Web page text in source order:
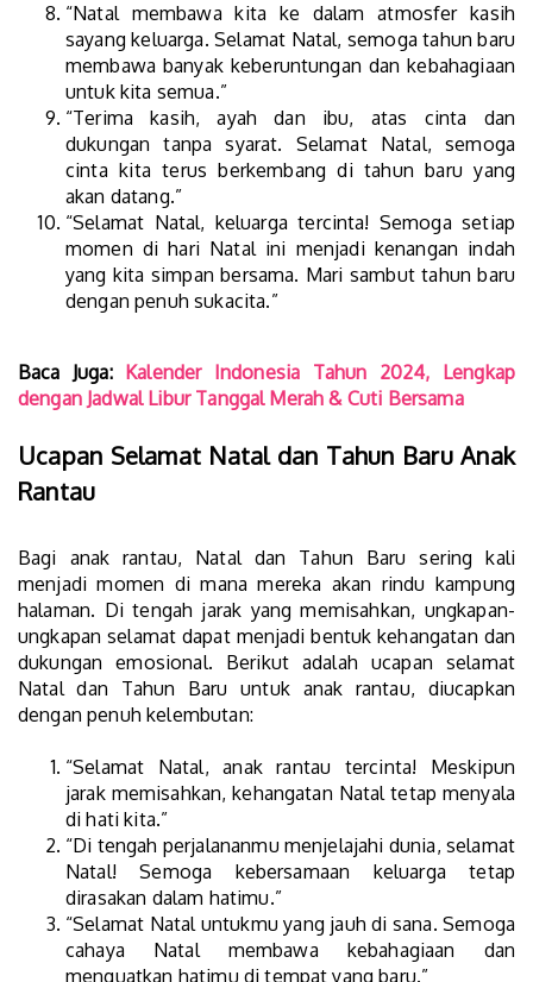
“Natal membawa kita ke dalam atmosfer kasih
sayang keluarga. Selamat Natal, semoga tahun baru
membawa banyak keberuntungan dan kebahagiaan
untuk kita semua.”
“Terima kasih, ayah dan ibu, atas cinta dan
dukungan tanpa syarat. Selamat Natal, semoga
cinta kita terus berkembang di tahun baru yang
akan datang.”
“Selamat Natal, keluarga tercinta! Semoga setiap
momen di hari Natal ini menjadi kenangan indah
yang kita simpan bersama. Mari sambut tahun baru
dengan penuh sukacita.”
Baca Juga: Kalender Indonesia Tahun 2024, Lengkap
dengan Jadwal Libur Tanggal Merah & Cuti Bersama
Ucapan Selamat Natal dan Tahun Baru Anak
Rantau
Bagi anak rantau, Natal dan Tahun Baru sering kali
menjadi momen di mana mereka akan rindu kampung
halaman. Di tengah jarak yang memisahkan, ungkapan-
ungkapan selamat dapat menjadi bentuk kehangatan dan
dukungan emosional. Berikut adalah ucapan selamat
Natal dan Tahun Baru untuk anak rantau, diucapkan
dengan penuh kelembutan:
“Selamat Natal, anak rantau tercinta! Meskipun
jarak memisahkan, kehangatan Natal tetap menyala
di hati kita.”
“Di tengah perjalananmu menjelajahi dunia, selamat
Natal! Semoga kebersamaan keluarga tetap
dirasakan dalam hatimu.”
“Selamat Natal untukmu yang jauh di sana. Semoga
cahaya Natal membawa kebahagiaan dan
menguatkan hatimu di tempat yang baru.”